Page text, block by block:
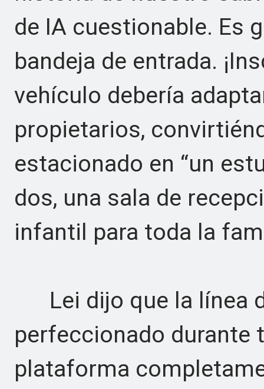
de IA cuestionable. Es
bandeja de entrada.
vehículo debería
propietarios,
estacionado en “un
dos, una sala de
infantil para toda la
Lei dijo que la línea
perfeccionado durante
plataforma